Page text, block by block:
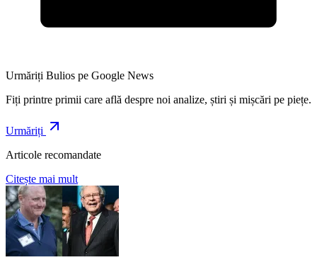
Urmăriți Bulios pe Google News
Fiți printre primii care află despre noi analize, știri și mișcări pe piețe.
Urmăriți
Articole recomandate
Citește mai mult